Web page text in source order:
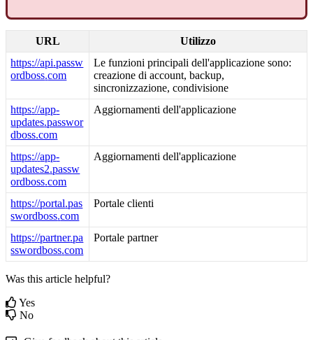
URL
Utilizzo
https://api.passw
ordboss.com
Le funzioni principali dell'applicazione sono:
creazione di account, backup,
sincronizzazione, condivisione
https://app-
updates.passwor
dboss.com
Aggiornamenti dell'applicazione
https://app-
updates2.passw
ordboss.com
Aggiornamenti dell'applicazione
https://portal.pas
swordboss.com
Portale clienti
https://partner.pa
sswordboss.com
Portale partner
Was this article helpful?
Yes
No